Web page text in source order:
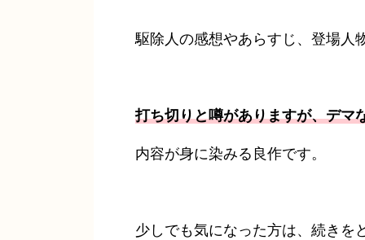
駆除人の感想やあらすじ、登場人
打ち切りと噂がありますが、デマ
内容が身に染みる良作です。
少しでも気になった方は、続きを